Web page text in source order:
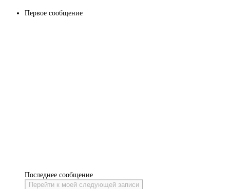
Первое сообщение
Последнее сообщение
Перейти к моей следующей записи